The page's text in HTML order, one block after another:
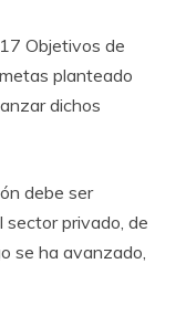
Objetivos de
planteado
dichos
debe ser
sector privado, de
se ha avanzado,